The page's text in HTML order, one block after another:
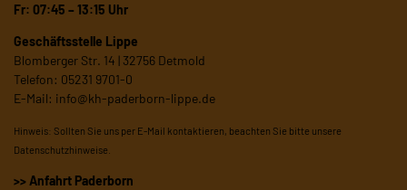
Fr: 07:45 – 13:15 Uhr
Geschäftsstelle Lippe
Blomberger Str. 14 | 32756 Detmold
Telefon: 05231 9701-0
E-Mail: info@kh-paderborn-lippe.de
Hinweis: Sollten Sie uns per E-Mail kontaktieren, beachten Sie bitte unsere
Datenschutzhinweise
>> Anfahrt Paderborn